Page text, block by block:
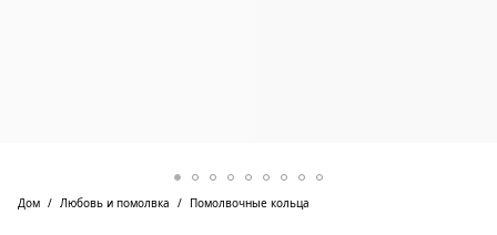
Дом Любовь и помолвка Помолвочные кольца